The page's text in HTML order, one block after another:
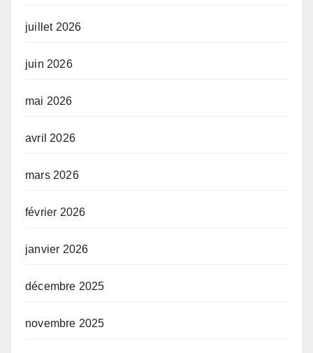
juillet 2026
juin 2026
mai 2026
avril 2026
mars 2026
février 2026
janvier 2026
décembre 2025
novembre 2025